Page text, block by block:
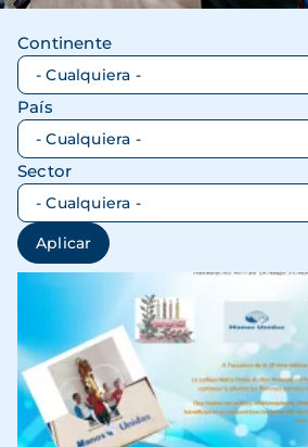
Continente
País
Sector